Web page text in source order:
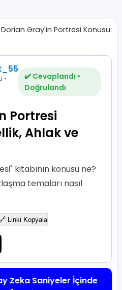
Dorian Gray'in Portresi Konusu:
•
✔️ Cevaplandı •
Doğrulandı
Portresi
Ahlak ve
kitabının konusu ne?
temaları nasıl
Linki Kopyala
Zeka Saniyeler İçinde